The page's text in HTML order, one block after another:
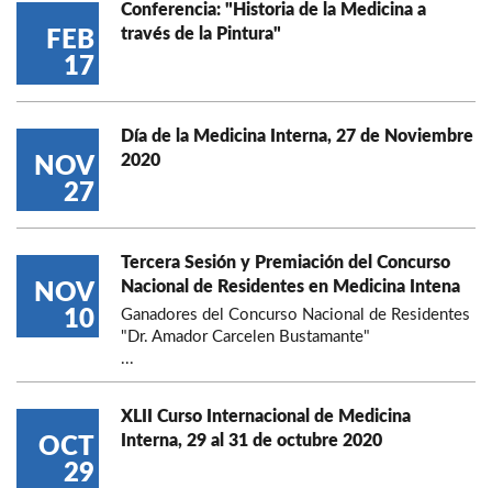
FEB
17
Conferencia: "Historia de la Medicina a
través de la Pintura"
NOV
27
Día de la Medicina Interna, 27 de Noviembre
2020
NOV
10
Tercera Sesión y Premiación del Concurso
Nacional de Residentes en Medicina Intena
Ganadores del Concurso Nacional de Residentes
"Dr. Amador Carcelen Bustamante"
...
OCT
29
XLII Curso Internacional de Medicina
Interna, 29 al 31 de octubre 2020